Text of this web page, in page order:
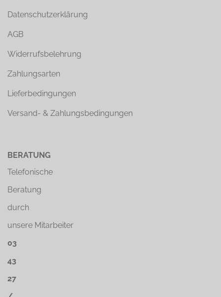
Datenschutzerklärung
AGB
Widerrufsbelehrung
Zahlungsarten
Lieferbedingungen
Versand- & Zahlungsbedingungen
BERATUNG
Telefonische
Beratung
durch
unsere Mitarbeiter
03
43
27